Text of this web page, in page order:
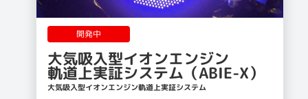
開発中
大気吸入型イオンエンジン
軌道上実証システム（ABIE-X）
大気吸入型イオンエンジン軌道上実証システム